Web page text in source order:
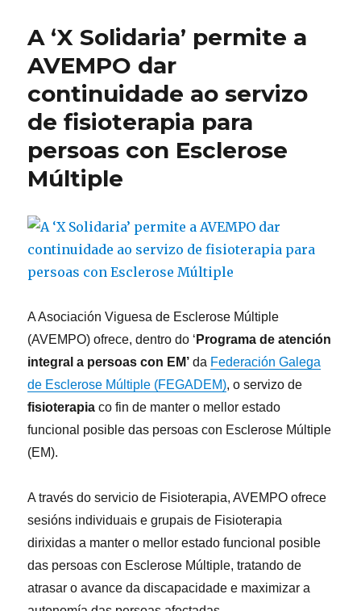
con
Múltiple
se
beneficiaron
en
de
fisioterapia
en
gracias
la
‘X
A ‘X Solidaria’ permite a
AVEMPO dar
continuidade ao servizo
de fisioterapia para
persoas con Esclerose
Múltiple
A Asociación Viguesa de Esclerose Múltiple
(AVEMPO) ofrece, dentro do ‘ Programa de atención
integral a persoas con EM’ da Federación Galega
de Esclerose Múltiple (FEGADEM), o servizo de
fisioterapia co fin de manter o mellor estado
funcional posible das persoas con Esclerose Múltiple
(EM).
A través do servicio de Fisioterapia, AVEMPO ofrece
sesións individuais e grupais de Fisioterapia
dirixidas a manter o mellor estado funcional posible
das persoas con Esclerose Múltiple, tratando de
atrasar o avance da discapacidade e maximizar a